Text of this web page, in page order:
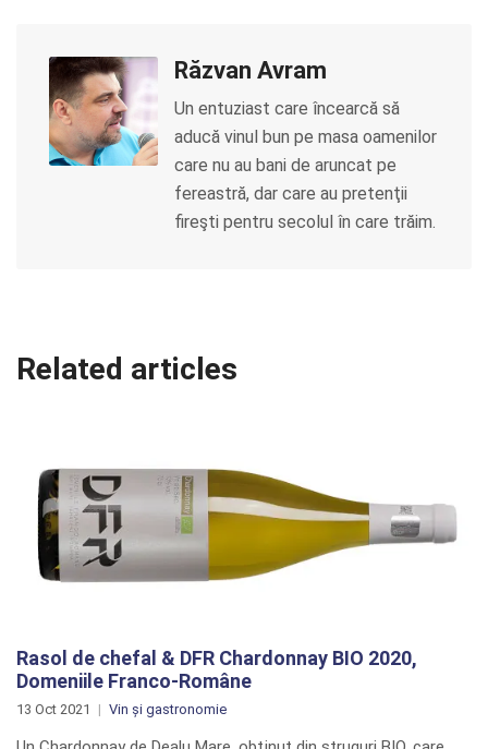
Răzvan Avram
Un entuziast care încearcă să
aducă vinul bun pe masa oamenilor
care nu au bani de aruncat pe
fereastră, dar care au pretenţii
fireşti pentru secolul în care trăim.
Related articles
Rasol de chefal & DFR Chardonnay BIO 2020,
Domeniile Franco-Române
13 Oct 2021 Vin și gastronomie